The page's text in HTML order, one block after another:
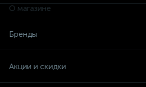
О магазине
Бренды
Акции и скидки